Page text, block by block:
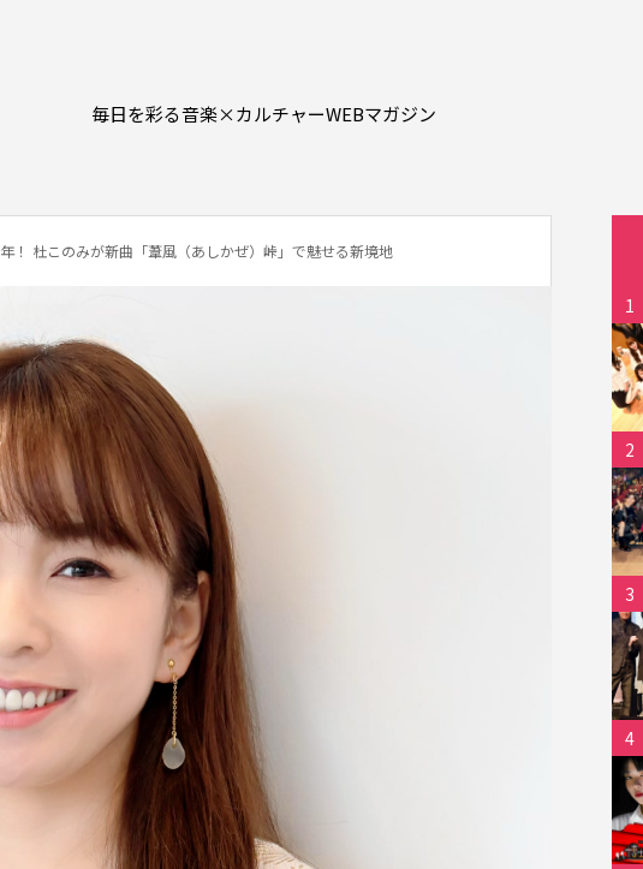
毎日を彩る音楽×カルチャーWEBマガジン
！ 杜このみが新曲「葦風（あしかぜ）峠」で魅せる新境地
1
2
3
4